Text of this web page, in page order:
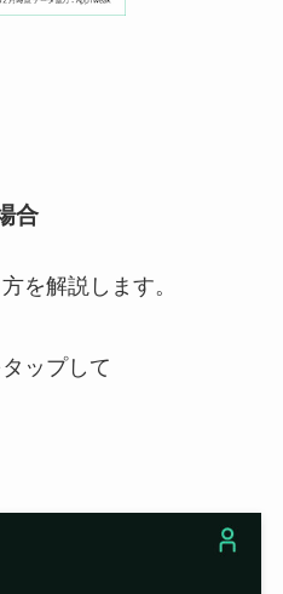
合
を解説します。
ップして